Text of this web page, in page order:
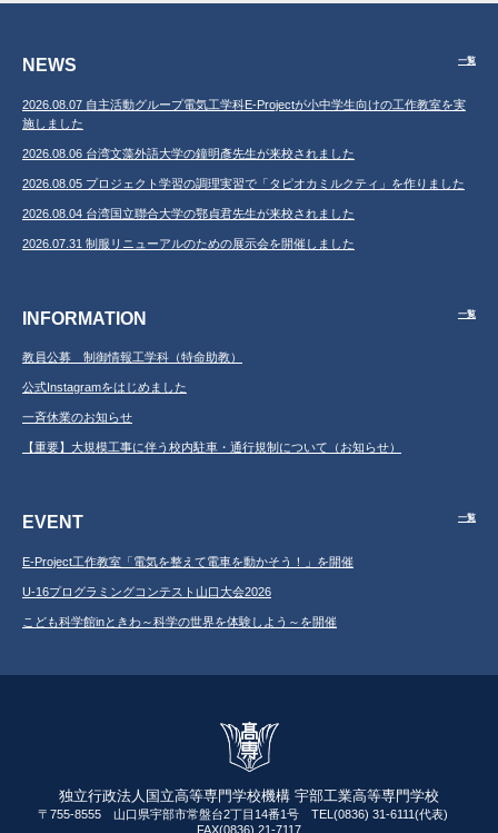
NEWS 一覧
2026.08.07 自主活動グループ電気工学科E-Projectが小中学生向けの工作教室を実
施しました
2026.08.06 台湾文藻外語大学の鐘明彥先生が来校されました
2026.08.05 プロジェクト学習の調理実習で「タピオカミルクティ」を作りました
2026.08.04 台湾国立聯合大学の鄂貞君先生が来校されました
2026.07.31 制服リニューアルのための展示会を開催しました
INFORMATION 一覧
教員公募 制御情報工学科（特命助教）
公式Instagramをはじめました
一斉休業のお知らせ
【重要】大規模工事に伴う校内駐車・通行規制について（お知らせ）
EVENT 一覧
E-Project工作教室「電気を整えて電車を動かそう！」を開催
U-16プログラミングコンテスト山口大会2026
こども科学館inときわ～科学の世界を体験しよう～を開催
独立行政法人国立高等専門学校機構 宇部工業高等専門学校
〒755-8555 山口県宇部市常盤台2丁目14番1号 TEL(0836) 31-6111(代表)
FAX(0836) 21-7117